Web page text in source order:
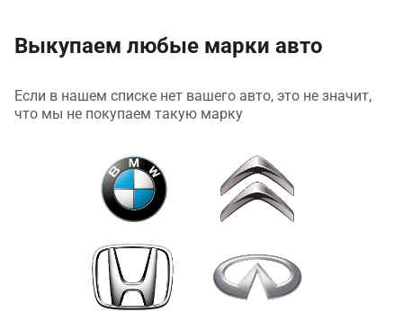
Выкупаем любые марки авто
Если в нашем списке нет вашего авто, это не значит,
что мы не покупаем такую марку